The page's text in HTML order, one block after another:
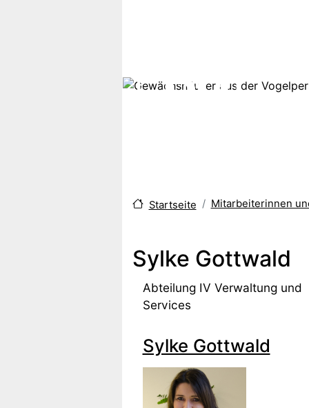
Startseite Mitarbeiterinnen
Sylke Gottwald
Abteilung IV Verwaltung und
Services
Sylke Gottwald